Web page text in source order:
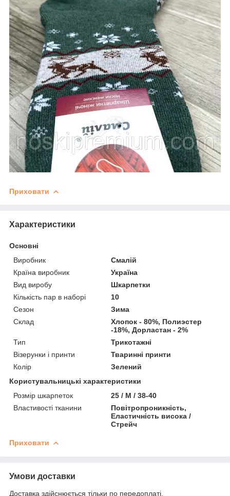
Приховати
Характеристики
Основні
Виробник
Смалій
Країна виробник
Україна
Вид виробу
Шкарпетки
Кількість пар в наборі
10
Сезон
Зима
Склад
Хлопок - 80%, Полиэстер
-18%, Дорластан - 2%
Тип
Трикотажні
Візерунки і принти
Тваринні принти
Колір
Зелений
Користувальницькі характеристики
Розмір шкарпеток
25 / M / 38-40
Властивості тканини
Повітропроникність,
Еластичність висока /
Стрейч
Приховати
Умови доставки
Доставка здійснюється тільки по передоплаті.